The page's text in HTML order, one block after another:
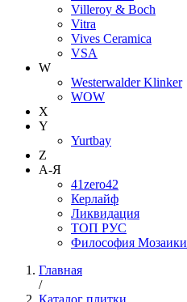
Villeroy & Boch
Vitra
Vives Ceramica
VSA
W
Westerwalder Klinker
WOW
X
Y
Yurtbay
Z
А-Я
41zero42
Керлайф
Ликвидация
ТОП РУС
Философия Мозаики
Главная
/
Каталог плитки